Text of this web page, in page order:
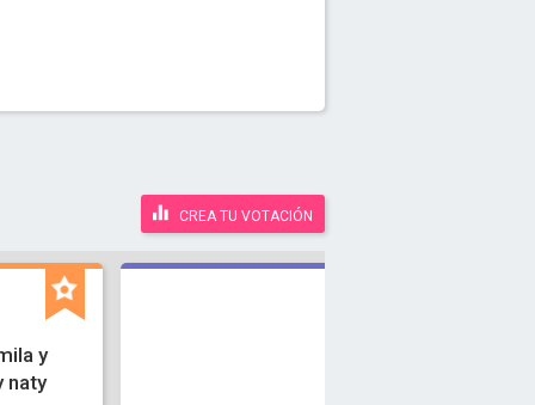
CREA TU VOTACIÓN
y
naty